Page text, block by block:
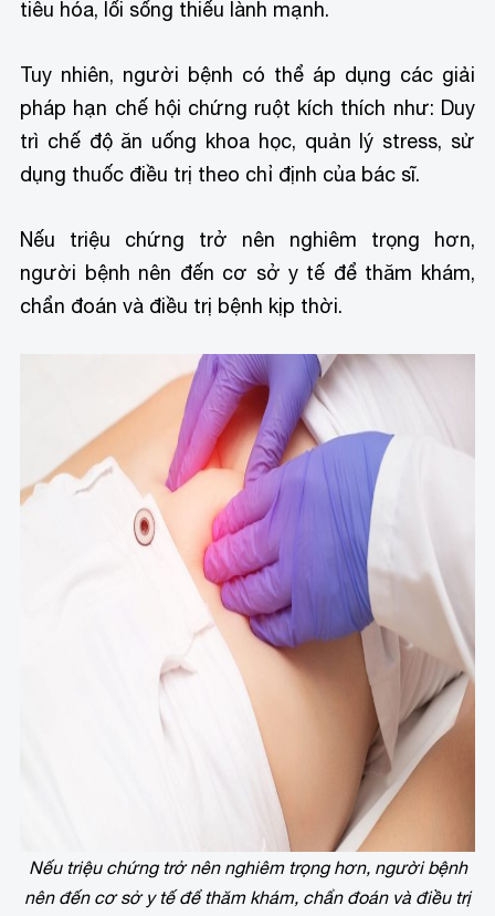
tiêu hóa, lối sống thiếu lành mạnh.
Tuy nhiên, người bệnh có thể áp dụng các giải
pháp hạn chế hội chứng ruột kích thích như: Duy
trì chế độ ăn uống khoa học, quản lý stress, sử
dụng thuốc điều trị theo chỉ định của bác sĩ.
Nếu triệu chứng trở nên nghiêm trọng hơn,
người bệnh nên đến cơ sở y tế để thăm khám,
chẩn đoán và điều trị bệnh kịp thời.
Nếu triệu chứng trở nên nghiêm trọng hơn, người bệnh
nên đến cơ sở y tế để thăm khám, chẩn đoán và điều trị